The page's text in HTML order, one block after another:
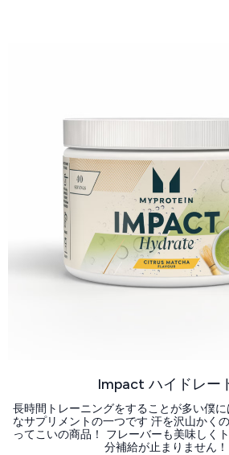
Impact ハイドレー
長時間トレーニングをすることが多い僕
なサプリメントの一つです 汗を沢山かく
ってこいの商品！ フレーバーも美味しく
分補給が止まりません！